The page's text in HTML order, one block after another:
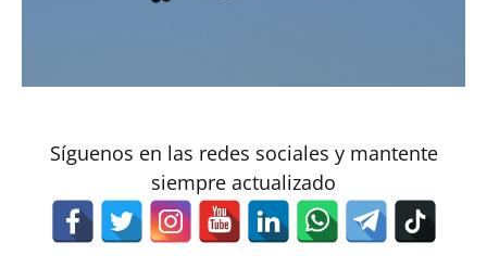
Síguenos en las redes sociales y mantente
siempre actualizado